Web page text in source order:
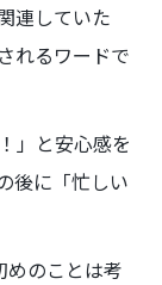
連していた
れるワードで
」と安心感を
後に「忙しい
めのことは考